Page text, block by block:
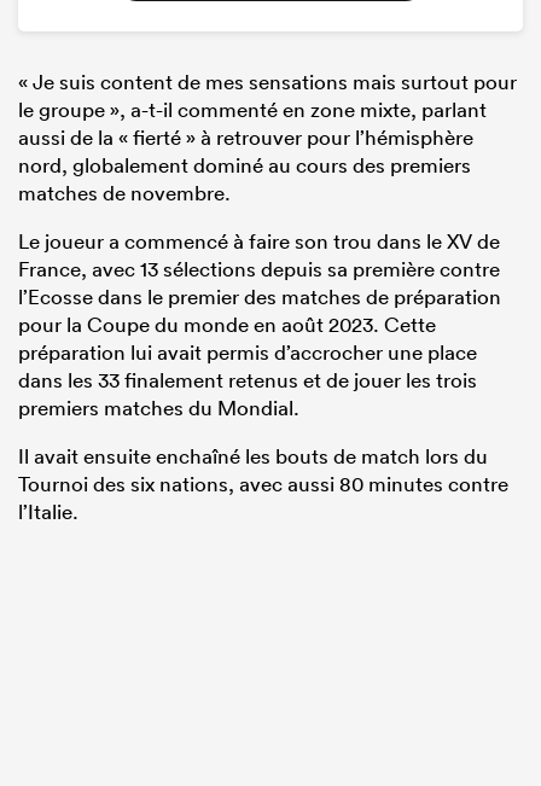
« Je suis content de mes sensations mais surtout pour
le groupe », a-t-il commenté en zone mixte, parlant
aussi de la « fierté » à retrouver pour l’hémisphère
nord, globalement dominé au cours des premiers
matches de novembre.
Le joueur a commencé à faire son trou dans le XV de
France, avec 13 sélections depuis sa première contre
l’Ecosse dans le premier des matches de préparation
pour la Coupe du monde en août 2023. Cette
préparation lui avait permis d’accrocher une place
dans les 33 finalement retenus et de jouer les trois
premiers matches du Mondial.
Il avait ensuite enchaîné les bouts de match lors du
Tournoi des six nations, avec aussi 80 minutes contre
l’Italie.